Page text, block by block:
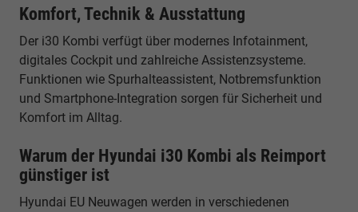
Komfort, Technik & Ausstattung
Der i30 Kombi verfügt über modernes Infotainment,
digitales Cockpit und zahlreiche Assistenzsysteme.
Funktionen wie Spurhalteassistent, Notbremsfunktion
und Smartphone-Integration sorgen für Sicherheit und
Komfort im Alltag.
Warum der Hyundai i30 Kombi als Reimport
günstiger ist
Hyundai EU Neuwagen werden in verschiedenen